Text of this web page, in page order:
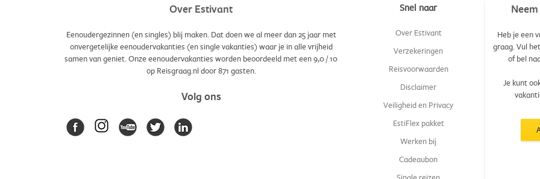
Over Estivant
Eenoudergezinnen (en singles) blij maken. Dat doen we al meer dan 25 jaar met
onvergetelijke eenoudervakanties (en single vakanties) waar je in alle vrijheid
samen van geniet. Onze eenoudervakanties worden beoordeeld met een9,0/10
op Reisgraag.nl door871 gasten.
Volg ons
Snel naar
Over Estivant
Verzekeringen
Reisvoorwaarden
Disclaimer
Veiligheid en Privacy
EstiFlex pakket
Werken bij
Cadeaubon
Heb je een
graag. Vul
of bel
Je kunt